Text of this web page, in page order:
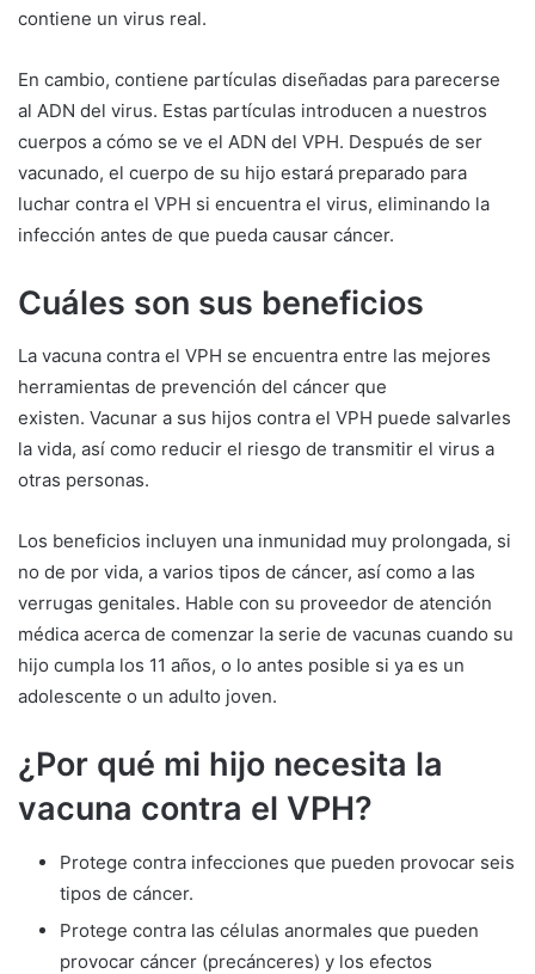
contiene un virus real.
En cambio, contiene partículas diseñadas para parecerse
al ADN del virus. Estas partículas introducen a nuestros
cuerpos a cómo se ve el ADN del VPH. Después de ser
vacunado, el cuerpo de su hijo estará preparado para
luchar contra el VPH si encuentra el virus, eliminando la
infección antes de que pueda causar cáncer.
Cuáles son sus beneficios
La vacuna contra el VPH se encuentra entre las mejores
herramientas de prevención del cáncer que
existen. Vacunar a sus hijos contra el VPH puede salvarles
la vida, así como reducir el riesgo de transmitir el virus a
otras personas.
Los beneficios incluyen una inmunidad muy prolongada, si
no de por vida, a varios tipos de cáncer, así como a las
verrugas genitales. Hable con su proveedor de atención
médica acerca de comenzar la serie de vacunas cuando su
hijo cumpla los 11 años, o lo antes posible si ya es un
adolescente o un adulto joven.
¿Por qué mi hijo necesita la
vacuna contra el VPH?
Protege contra infecciones que pueden provocar seis
tipos de cáncer.
Protege contra las células anormales que pueden
provocar cáncer (precánceres) y los efectos